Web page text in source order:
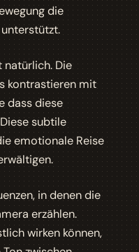
die
natürlich. Die
kontrastieren mit
dass diese
subtile
emotionale Reise
in denen die
erzählen.
wirken können,